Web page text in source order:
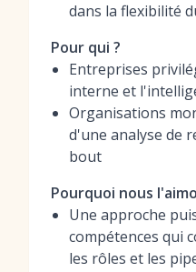
dans la flexibilité
Pour qui ?
Entreprises
interne et
Organisations
d'une analyse de
bout
Pourquoi nous
Une approche
compétences qui
les rôles et les